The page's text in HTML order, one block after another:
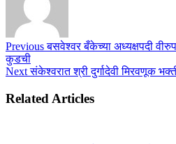
Previousबसवेश्वर बँकेच्या अध्यक्षपदी
कुडची
Nextसंकेश्वरात श्री दुर्गादेवी मिरवणूक
Related Articles